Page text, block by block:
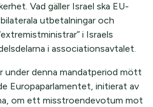
Vad gäller Israel ska EU-
utbetalningar och
i Israels
i associationsavtalet.
under denna mandatperiod mött
Europaparlamentet, initierat av
om ett misstroendevotum mot